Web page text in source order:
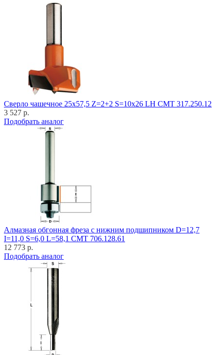
Cверло чашечное 25x57,5 Z=2+2 S=10x26 LH CMT 317.250.12
3 527 р.
Подобрать аналог
Алмазная обгонная фреза с нижним подшипником D=12,7
I=11,0 S=6,0 L=58,1 CMT 706.128.61
12 773 р.
Подобрать аналог